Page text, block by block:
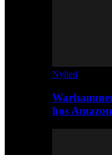
Nyhed
hos Amazon